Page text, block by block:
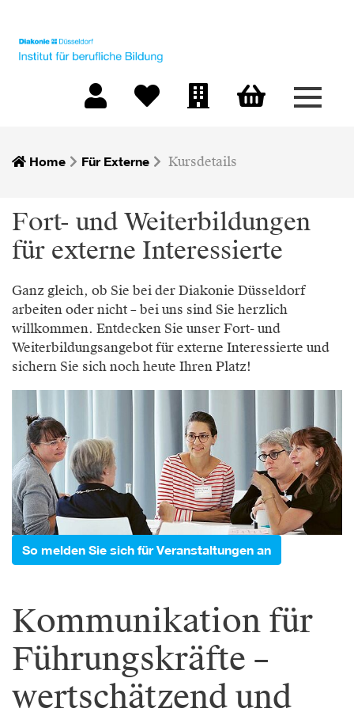
Menü
Home Für Externe Kursdetails
Fort- und Weiterbildungen
für externe Interessierte
Ganz gleich, ob Sie bei der Diakonie Düsseldorf
arbeiten oder nicht – bei uns sind Sie herzlich
willkommen. Entdecken Sie unser Fort- und
Weiterbildungsangebot für externe Interessierte und
sichern Sie sich noch heute Ihren Platz!
So melden Sie sich für Veranstaltungen an
Kommunikation für
Führungskräfte –
wertschätzend und